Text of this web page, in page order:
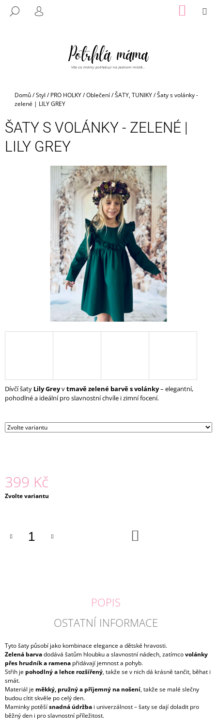
HLEDAT
PŘIHLÁŠENÍ KOŠÍK
Domů/Styl / PRO HOLKY/Oblečení/ŠATY, TUNIKY/Šaty s volánky -
zelené | LILY GREY
ŠATY S VOLÁNKY - ZELENÉ |
LILY GREY
Dívčí šaty Lily Greyvtmavě zelené barvě s volánky– elegantní,
pohodlné a ideální pro slavnostní chvíle i zimní focení.
399 Kč
Měrná
Zvolte variantu
POPIS
OSTATNÍ INFORMACE
Tyto šaty působí jako kombinace elegance a dětské hravosti.
Zelená barvadodává šatům hloubku a slavnostní nádech, zatímcovolánky
přes hrudník a ramena přidávají jemnost a pohyb.
Střih je pohodlný a lehce rozšířený, takže se v nich dá krásně tančit, běhat i
smát.
Materiál je měkký, pružný a příjemný na nošení, takže se malé slečny
budou cítit skvěle po celý den.
Maminky potěšísnadná údržba i univerzálnost – šaty se dají doladit pro
běžný den i pro slavnostní příležitost.
O
T
Ř
E
B
U
HLEDAT
O
P
O
Č
U
ČELENKA
MARTINELIA